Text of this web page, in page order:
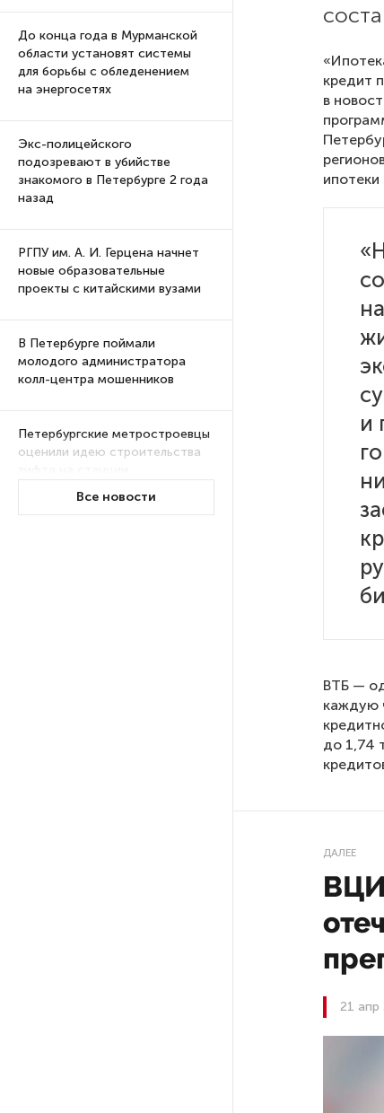
До конца года в Мурманской
области установят системы
для борьбы с обледенением
на энергосетях
Экс-полицейского
подозревают в убийстве
знакомого в Петербурге 2 года
назад
РГПУ им. А. И. Герцена начнет
новые образовательные
проекты с китайскими вузами
В Петербурге поймали
молодого администратора
колл-центра мошенников
Петербургские метростроевцы
оценили идею строительства
Все новости
кредит
в
и
ВТБ —
каждую
до 1,74
ДАЛЕЕ
21 апр